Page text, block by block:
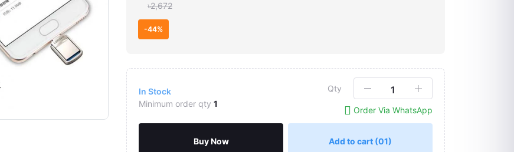
Click to Enlarge Click to Enlarge
৳2,672
-44%
In Stock
Minimum order qty 1
Qty
Order Via WhatsApp
Buy Now Add to cart (01)